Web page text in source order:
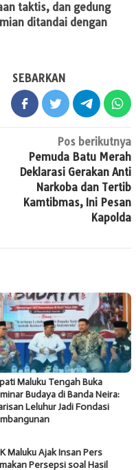
taktis, dan gedung
ditandai dengan
SEBARKAN
Pos berikutnya
Pemuda Batu Merah
Deklarasi Gerakan Anti
Narkoba dan Tertib
Kamtibmas, Ini Pesan
Kapolda
Maluku Tengah Buka
Budaya di Banda Neira:
Leluhur Jadi Fondasi
Maluku Ajak Insan Pers
Persepsi soal Hasil